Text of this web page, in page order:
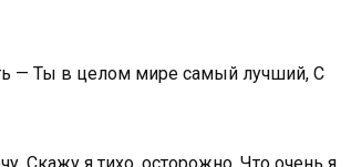
— Ты в целом мире самый лучший, С